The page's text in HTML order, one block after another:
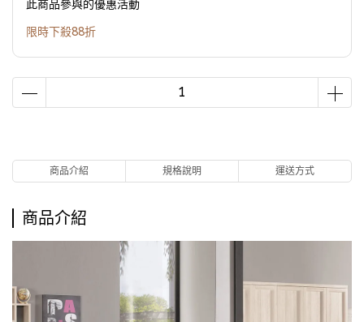
此商品參與的優惠活動
限時下殺88折
商品介紹 規格說明 運送方式
商品介紹